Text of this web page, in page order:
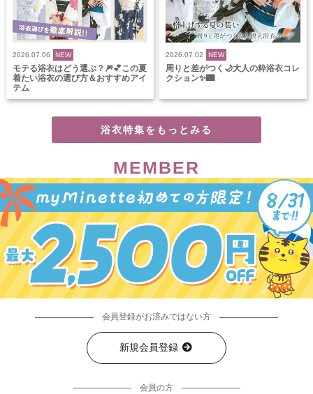
2026.07.06 NEW
モテる浴衣はどう選ぶ？🎆💕この夏
着たい浴衣の選び方＆おすすめアイ
テム
2026.07.02 NEW
周りと差がつく🌙大人の粋浴衣コレ
クション✨🌃
浴衣特集をもっとみる
MEMBER
会員登録がお済みではない方
新規会員登録
会員の方